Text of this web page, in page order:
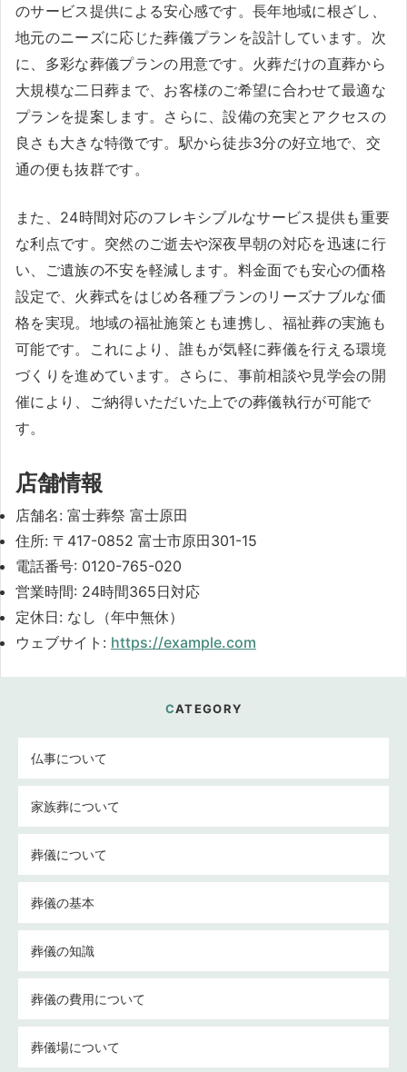
のサービス提供による安心感です。長年地域に根ざし、
地元のニーズに応じた葬儀プランを設計しています。次
に、多彩な葬儀プランの用意です。火葬だけの直葬から
大規模な二日葬まで、お客様のご希望に合わせて最適な
プランを提案します。さらに、設備の充実とアクセスの
良さも大きな特徴です。駅から徒歩3分の好立地で、交
通の便も抜群です。
また、24時間対応のフレキシブルなサービス提供も重要
な利点です。突然のご逝去や深夜早朝の対応を迅速に行
い、ご遺族の不安を軽減します。料金面でも安心の価格
設定で、火葬式をはじめ各種プランのリーズナブルな価
格を実現。地域の福祉施策とも連携し、福祉葬の実施も
可能です。これにより、誰もが気軽に葬儀を行える環境
づくりを進めています。さらに、事前相談や見学会の開
催により、ご納得いただいた上での葬儀執行が可能で
す。
店舗情報
店舗名: 富士葬祭 富士原田
住所: 〒417-0852 富士市原田301-15
電話番号: 0120-765-020
営業時間: 24時間365日対応
定休日: なし（年中無休）
ウェブサイト: https://example.com
CATEGORY
仏事について
家族葬について
葬儀について
葬儀の基本
葬儀の知識
葬儀の費用について
葬儀場について